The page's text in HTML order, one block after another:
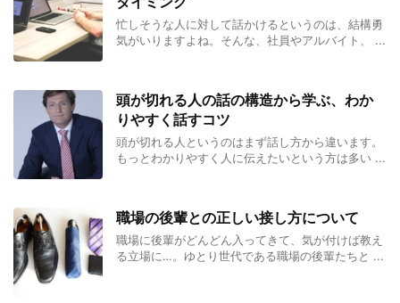
忙しそうな人に対して話かけるというのは、結構勇
気がいりますよね。そんな、社員やアルバイト、 ...
頭が切れる人の話の構造から学ぶ、わか
りやすく話すコツ
頭が切れる人というのはまず話し方から違います。
もっとわかりやすく人に伝えたいという方は多い ...
職場の後輩との正しい接し方について
職場に後輩がどんどん入ってきて、気が付けば教え
る立場に…。ゆとり世代である職場の後輩たちと ...